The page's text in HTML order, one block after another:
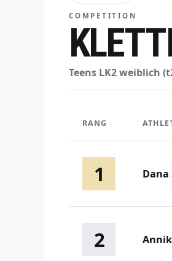
COMPETITION
Teens LK2 weiblich
RANG
1
2